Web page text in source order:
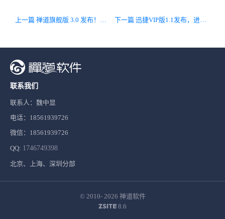
上一篇 禅道旗舰版 3.0 发布！增加了界面概念，内置界面切换功能 下一篇 迅捷VIP版1.1发布，进行功能细节完善和Bug修复
联系我们
联系人：魏中显
电话：18561939726
微信：18561939726
QQ: 1746749398
北京、上海、深圳分部
© 2010- 2026 禅道软件
8.6